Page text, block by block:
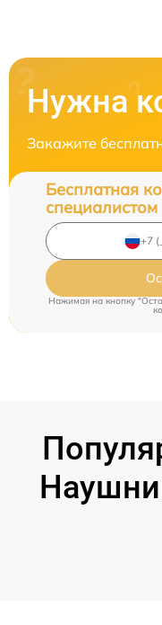
Нужна
Закажите
Бесплатная
специалистом
Нажимая на кнопку